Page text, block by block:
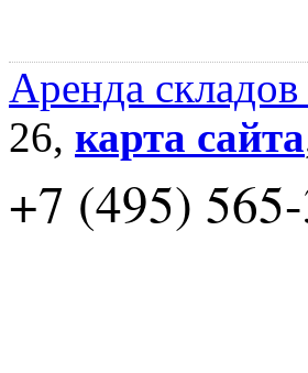
Аренда складов
26, карта сайта
+7 (495)